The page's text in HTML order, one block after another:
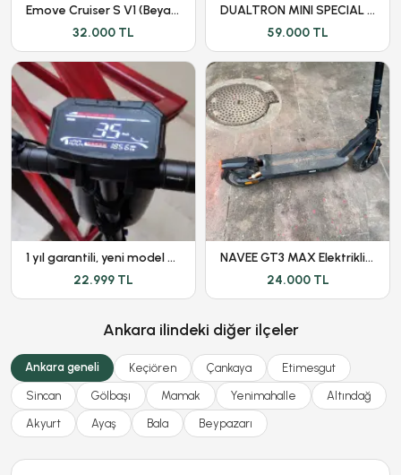
Emove Cruiser S V1 (Beyaz) - Kronik Sorunları Giderilmiştir
32.000 TL
DUALTRON MINI SPECIAL LONG BODY - DÜŞÜK KM - GARANTİLİ
59.000 TL
1 yıl garantili, yeni model Onvo ov-012 scooter
22.999 TL
NAVEE GT3 MAX Elektrikli Scooter 1000W 75 KM Menzil
24.000 TL
Ankara ilindeki diğer ilçeler
Ankara geneli Keçiören Çankaya Etimesgut
Sincan Gölbaşı Mamak Yenimahalle Altındağ
Akyurt Ayaş Bala Beypazarı